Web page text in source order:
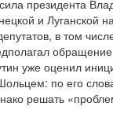
президента
и Луганской
в том
уже оценил
по его
решать